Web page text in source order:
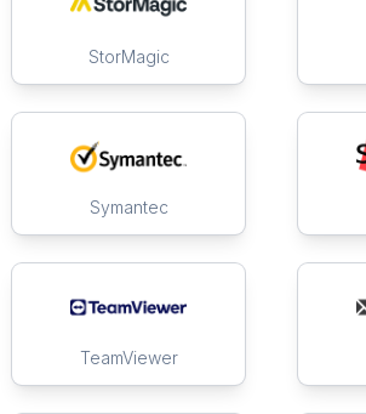
StorMagic
Symantec
TeamViewer